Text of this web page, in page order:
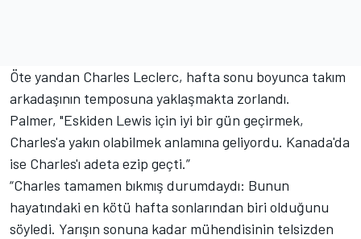
Öte yandan Charles Leclerc, hafta sonu boyunca takım
arkadaşının temposuna yaklaşmakta zorlandı.
Palmer, "Eskiden Lewis için iyi bir gün geçirmek,
Charles'a yakın olabilmek anlamına geliyordu. Kanada'da
ise Charles'ı adeta ezip geçti.”
“Charles tamamen bıkmış durumdaydı: Bunun
hayatındaki en kötü hafta sonlarından biri olduğunu
söyledi. Yarışın sonuna kadar mühendisinin telsizden